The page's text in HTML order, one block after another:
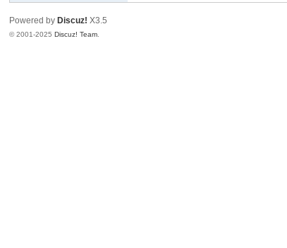
Powered by Discuz! X3.5
© 2001-2025Discuz! Team